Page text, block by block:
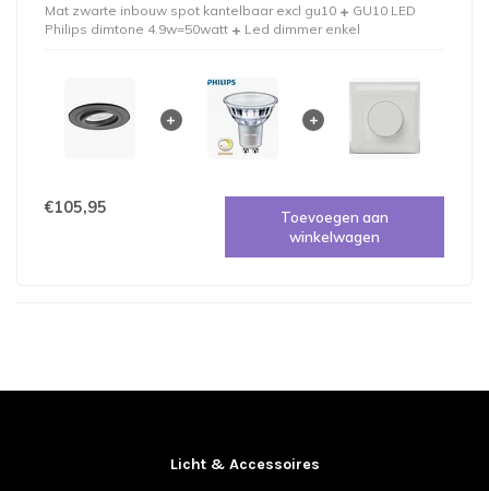
Mat zwarte inbouw spot kantelbaar excl gu10
GU10 LED
Philips dimtone 4.9w=50watt
Led dimmer enkel
€105,95
Toevoegen aan
winkelwagen
Licht & Accessoires